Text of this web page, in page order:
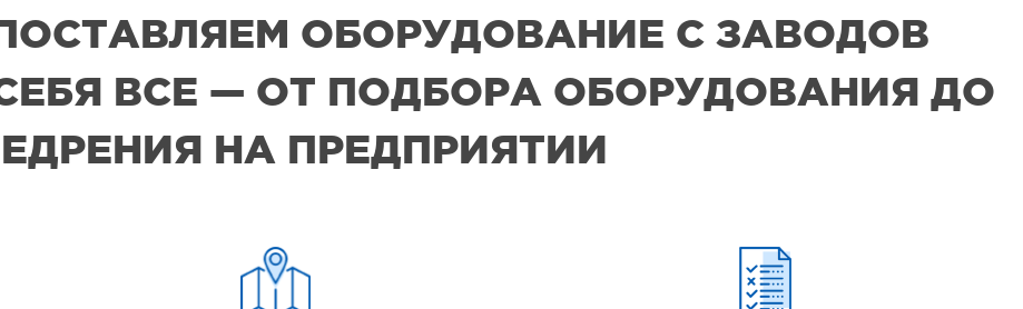
ОБОРУДОВАНИЕ С ЗАВОДОВ
ВСЕ — ОТ ПОДБОРА ОБОРУДОВАНИЯ ДО
НА ПРЕДПРИЯТИИ